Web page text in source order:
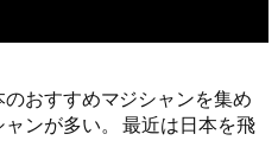
おすすめマジシャンを集め
ンが多い。 最近は日本を飛